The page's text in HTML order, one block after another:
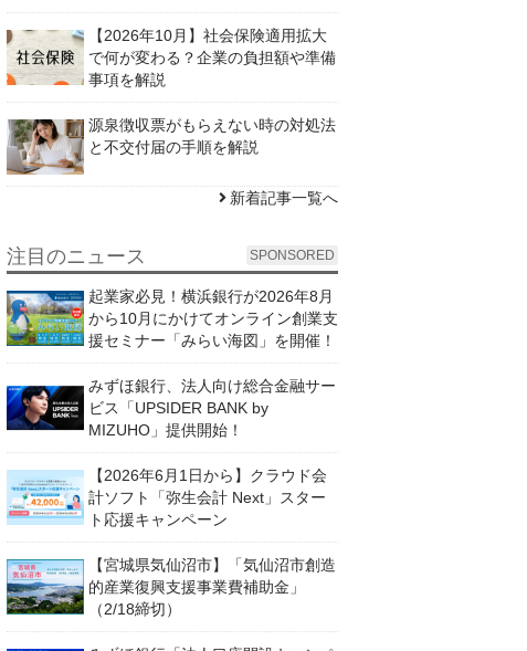
【2026年10月】社会保険適用拡大
で何が変わる？企業の負担額や準備
事項を解説
源泉徴収票がもらえない時の対処法
と不交付届の手順を解説
新着記事一覧へ
注目のニュース SPONSORED
起業家必見！横浜銀行が2026年8月
から10月にかけてオンライン創業支
援セミナー「みらい海図」を開催！
みずほ銀行、法人向け総合金融サー
ビス「UPSIDER BANK by
MIZUHO」提供開始！
【2026年6月1日から】クラウド会
計ソフト「弥生会計 Next」スター
ト応援キャンペーン
【宮城県気仙沼市】「気仙沼市創造
的産業復興支援事業費補助金」
（2/18締切）